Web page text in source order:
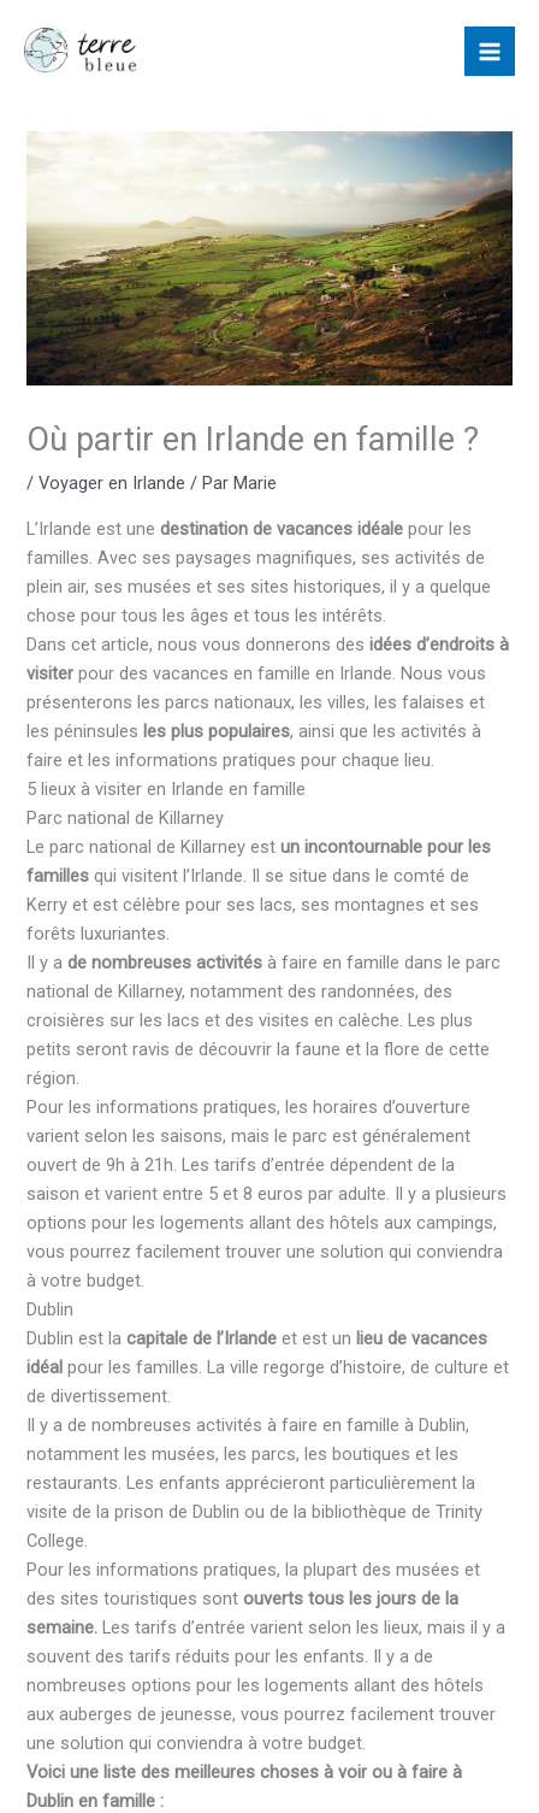
contenu
Où partir en Irlande en famille ?
/Voyager en Irlande / ParMarie
L’Irlande est unedestination de vacances idéale pour les
familles. Avec ses paysages magnifiques, ses activités de
plein air, ses musées et ses sites historiques, il y a quelque
chose pour tous les âges et tous les intérêts.
Dans cet article, nous vous donnerons desidées d’endroits à
visiter pour des vacances en famille en Irlande. Nous vous
présenterons les parcs nationaux, les villes, les falaises et
les péninsules les plus populaires, ainsi que les activités à
faire et les informations pratiques pour chaque lieu.
5 lieux à visiter en Irlande en famille
Parc national de Killarney
Le parc national de Killarney estun incontournable pour les
famillesqui visitent l’Irlande. Il se situe dans le comté de
Kerry et est célèbre pour ses lacs, ses montagnes et ses
forêts luxuriantes.
Il y a de nombreuses activités à faire en famille dans le parc
national de Killarney, notamment des randonnées, des
croisières sur les lacs et des visites en calèche. Les plus
petits seront ravis de découvrir la faune et la flore de cette
région.
Pour les informations pratiques, les horaires d’ouverture
varient selon les saisons, mais le parc est généralement
ouvert de 9h à 21h. Les tarifs d’entrée dépendent de la
saison et varient entre 5 et 8 euros par adulte. Il y a plusieurs
options pour les logements allant des hôtels aux campings,
vous pourrez facilement trouver une solution qui conviendra
à votre budget.
Dublin
Dublin est la capitale de l’Irlande et est un lieu de vacances
idéal pour les familles. La ville regorge d’histoire, de culture et
de divertissement.
Il y a de nombreuses activités à faire en famille à Dublin,
notamment les musées, les parcs, les boutiques et les
restaurants. Les enfants apprécieront particulièrement la
visite de la prison de Dublin ou de la bibliothèque de Trinity
College.
Pour les informations pratiques, la plupart des musées et
des sites touristiques sontouverts tous les jours de la
semaine. Les tarifs d’entrée varient selon les lieux, mais il y a
souvent des tarifs réduits pour les enfants. Il y a de
nombreuses options pour les logements allant des hôtels
aux auberges de jeunesse, vous pourrez facilement trouver
une solution qui conviendra à votre budget.
Voici une liste des meilleures choses à voir ou à faire à
Dublin en famille :